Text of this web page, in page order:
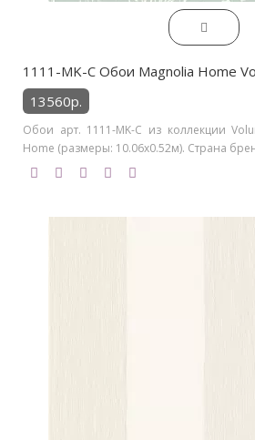
1111-MK-C Обои Magnolia Home
13560р.
Обои арт. 1111-MK-C из коллекции
Home (размеры: 10.06х0.52м). Страна